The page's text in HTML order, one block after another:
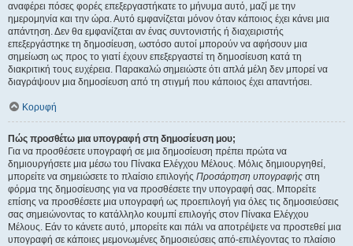
αναφέρει πόσες φορές επεξεργαστήκατε το μήνυμα αυτό, μαζί με την
ημερομηνία και την ώρα. Αυτό εμφανίζεται μόνον όταν κάποιος έχει κάνει μια
απάντηση. Δεν θα εμφανίζεται αν ένας συντονιστής ή διαχειριστής
επεξεργάστηκε τη δημοσίευση, ωστόσο αυτοί μπορούν να αφήσουν μια
σημείωση ως προς το γιατί έχουν επεξεργαστεί τη δημοσίευση κατά τη
διακριτική τους ευχέρεια. Παρακαλώ σημειώστε ότι απλά μέλη δεν μπορεί να
διαγράψουν μια δημοσίευση από τη στιγμή που κάποιος έχει απαντήσει.
Κορυφή
Πώς προσθέτω μια υπογραφή στη δημοσίευση μου;
Για να προσθέσετε υπογραφή σε μια δημοσίευση πρέπει πρώτα να
δημιουργήσετε μια μέσω του Πίνακα Ελέγχου Μέλους. Μόλις δημιουργηθεί,
μπορείτε να σημειώσετε το πλαίσιο επιλογής Προσάρτηση υπογραφής στη
φόρμα της δημοσίευσης για να προσθέσετε την υπογραφή σας. Μπορείτε
επίσης να προσθέσετε μια υπογραφή ως προεπιλογή για όλες τις δημοσιεύσεις
σας σημειώνοντας το κατάλληλο κουμπί επιλογής στον Πίνακα Ελέγχου
Μέλους. Εάν το κάνετε αυτό, μπορείτε και πάλι να αποτρέψετε να προστεθεί μια
υπογραφή σε κάποιες μεμονωμένες δημοσιεύσεις από-επιλέγοντας το πλαίσιο